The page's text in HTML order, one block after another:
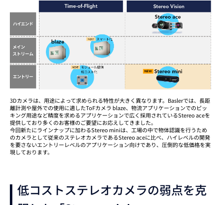
3Dカメラは、用途によって求められる特性が大きく異なります。Baslerでは、長距
離計測や屋外での使用に適したToFカメラ blaze、物流アプリケーションでのピッ
キング用途など精度を求めるアプリケーションで広く採用されているStereo aceを
提供しており多くのお客様のご要望にお応えしてきました。
今回新たにラインナップに加わるStereo miniは、工場の中で物体認識を行うため
のカメラとして従来のステレオカメラであるStereo aceに比べ、ハイレベルの開発
を要さないエントリーレベルのアプリケーション向けであり、圧倒的な低価格を実
現しております。
低コストステレオカメラの弱点を克